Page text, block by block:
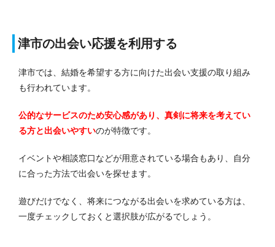
津市の出会い応援を利用する
津市では、結婚を希望する方に向けた出会い支援の取り組み
も行われています。
公的なサービスのため安心感があり、真剣に将来を考えてい
る方と出会いやすいのが特徴です。
イベントや相談窓口などが用意されている場合もあり、自分
に合った方法で出会いを探せます。
遊びだけでなく、将来につながる出会いを求めている方は、
一度チェックしておくと選択肢が広がるでしょう。